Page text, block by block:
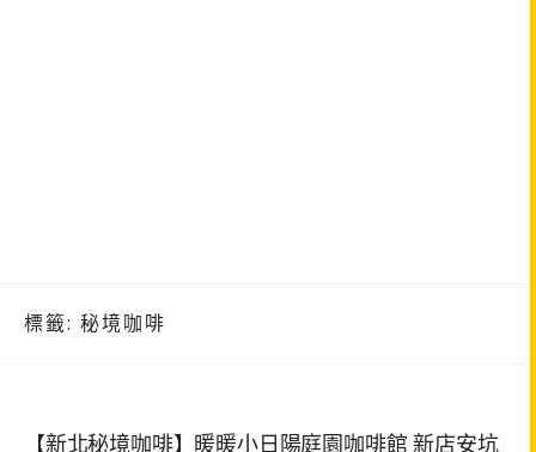
標籤: 秘境咖啡
【新北秘境咖啡】暖暖小日陽庭園咖啡館 新店安坑